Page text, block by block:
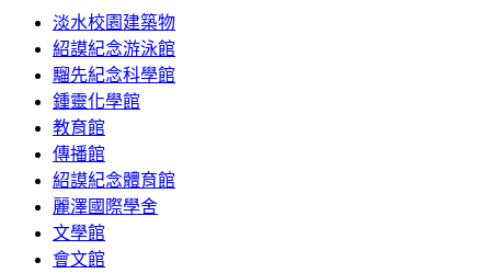
淡水校園建築物
紹謨紀念游泳館
騮先紀念科學館
鍾靈化學館
教育館
傳播館
紹謨紀念體育館
麗澤國際學舍
文學館
會文館